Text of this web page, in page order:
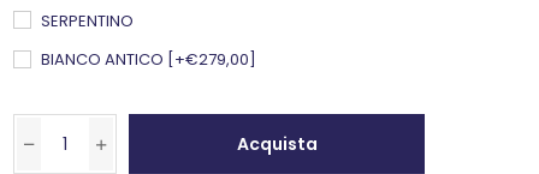
SERPENTINO
BIANCO ANTICO [+€279,00]
Acquista